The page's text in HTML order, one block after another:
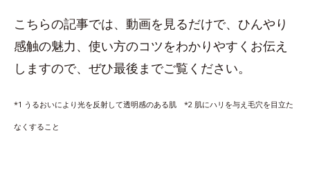
こちらの記事では、動画を見るだけで、ひんやり
感触の魅力、使い方のコツをわかりやすくお伝え
しますので、ぜひ最後までご覧ください。
*1 うるおいにより光を反射して透明感のある肌 *2 肌にハリを与え毛穴を目立た
なくすること